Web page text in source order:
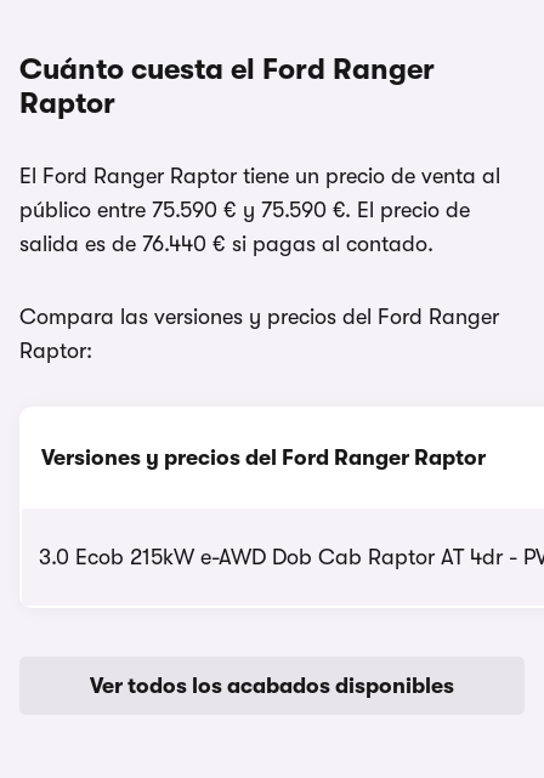
Cuánto cuesta el Ford Ranger
Raptor
El Ford Ranger Raptor tiene un precio de venta al
público entre 75.590 € y 75.590 €. El precio de
salida es de 76.440 € si pagas al contado.
Compara las versiones y precios del Ford Ranger
Raptor:
Versiones y precios del Ford Ranger Raptor
3.0 Ecob 215kW e-AWD Dob Cab Raptor AT 4dr -
Ver todos los acabados disponibles